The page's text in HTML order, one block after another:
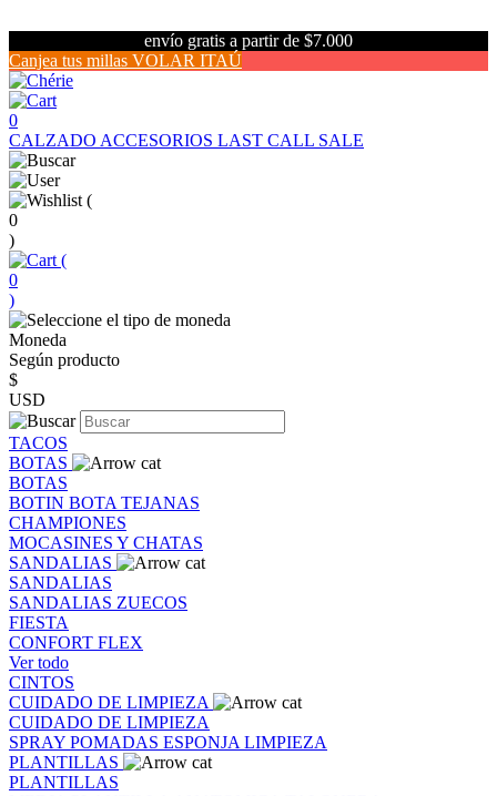
envío gratis a partir de $7.000
Canjea tus millas VOLAR ITAÚ
0
CALZADO ACCESORIOS LAST CALL SALE
(
0
)
(
0
)
Moneda
Según producto
$
USD
TACOS
BOTAS
BOTAS
BOTIN BOTA TEJANAS
CHAMPIONES
MOCASINES Y CHATAS
SANDALIAS
SANDALIAS
SANDALIAS ZUECOS
FIESTA
CONFORT FLEX
Ver todo
CINTOS
CUIDADO DE LIMPIEZA
CUIDADO DE LIMPIEZA
SPRAY POMADAS ESPONJA LIMPIEZA
PLANTILLAS
PLANTILLAS